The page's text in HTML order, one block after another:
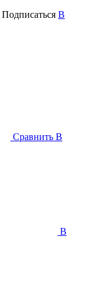
Подписаться В
Сравнить В
В